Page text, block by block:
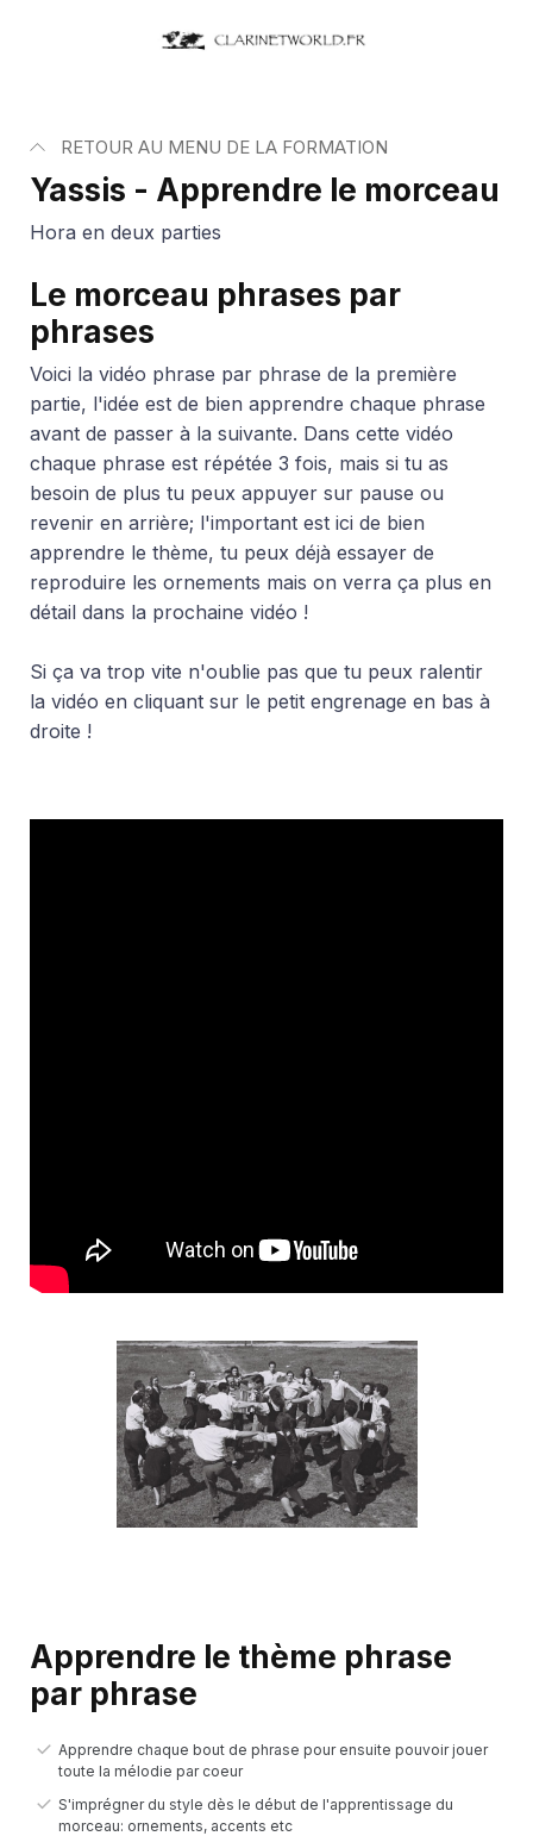
RETOUR AU MENU DE LA FORMATION
Yassis - Apprendre le morceau
Hora en deux parties
Le morceau phrases par
phrases
Voici la vidéo phrase par phrase de la première
partie, l'idée est de bien apprendre chaque phrase
avant de passer à la suivante. Dans cette vidéo
chaque phrase est répétée 3 fois, mais si tu as
besoin de plus tu peux appuyer sur pause ou
revenir en arrière; l'important est ici de bien
apprendre le thème, tu peux déjà essayer de
reproduire les ornements mais on verra ça plus en
détail dans la prochaine vidéo !
Si ça va trop vite n'oublie pas que tu peux ralentir
la vidéo en cliquant sur le petit engrenage en bas à
droite !
Apprendre le thème phrase
par phrase
Apprendre chaque bout de phrase pour ensuite pouvoir jouer
toute la mélodie par coeur
S'imprégner du style dès le début de l'apprentissage du
morceau: ornements, accents etc